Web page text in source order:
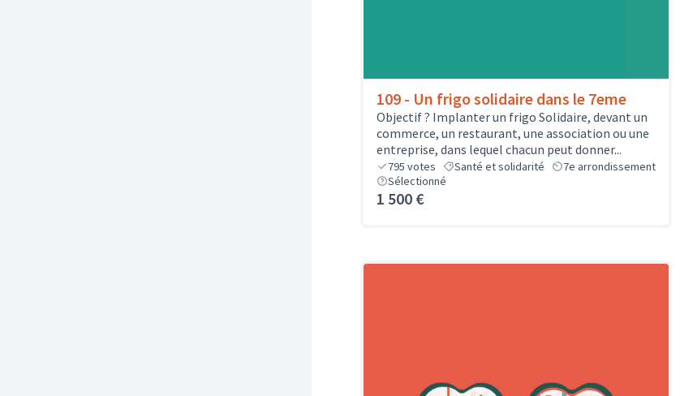
109 - Un frigo solidaire dans le 7eme
Objectif ? Implanter un frigo Solidaire, devant un
commerce, un restaurant, une association ou une
entreprise, dans lequel chacun peut donner...
795 votes Santé et solidarité
7e arrondissement
Sélectionné
1 500 €